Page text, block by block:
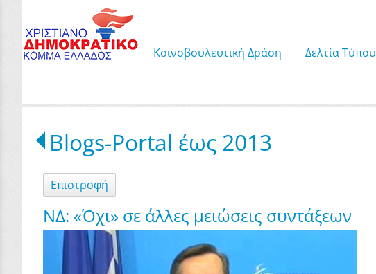
Κοινοβουλευτική Δράση Δελτία Τύπου
Blogs-Portal έως 2013
Επιστροφή
ΝΔ: «Όχι» σε άλλες μειώσεις συντάξεων